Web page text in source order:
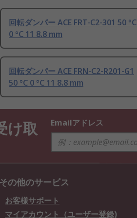
回転ダンパー ACE FRT-C2-301 50 °C
0 °C 11 8.8 mm
回転ダンパー ACE FRN-C2-R201-G1
50 °C 0 °C 11 8.8 mm
け取
Emailアドレス
その他のサービス
お客様サポート
マイアカウント（ユーザー登録)